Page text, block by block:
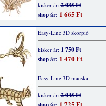
kisker ár:2 035 Ft
shop ár: 1 665 Ft
Easy-Line 3D skorpió
kisker ár:1 750 Ft
shop ár: 1 470 Ft
Easy-Line 3D macska
kisker ár:2 045 Ft